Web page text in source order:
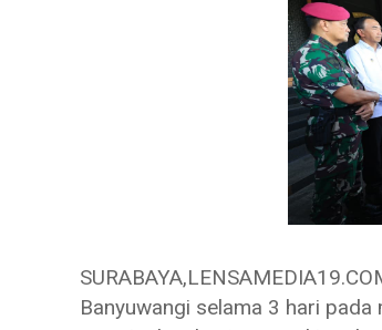
Banyuwangi selama 3 hari